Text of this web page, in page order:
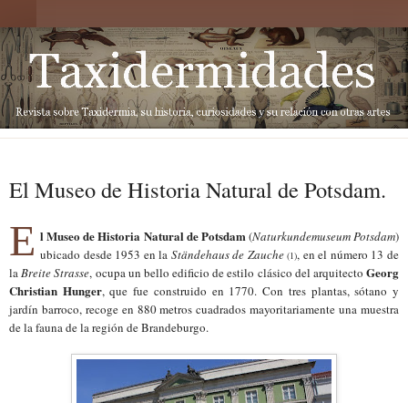
El Museo de Historia Natural de Potsdam.
E l Museo de Historia Natural de Potsdam (Naturkundemuseum Potsdam)
ubicado desde 1953 en la Ständehaus de Zauche (1), en el número 13 de
la Breite Strasse, ocupa un bello edificio de estilo clásico del arquitectoGeorg
Christian Hunger, que fue construido en 1770. Con tres plantas, sótano y
jardín barroco, recoge en 880 metros cuadrados mayoritariamente una muestra
de la fauna de la región de Brandeburgo.